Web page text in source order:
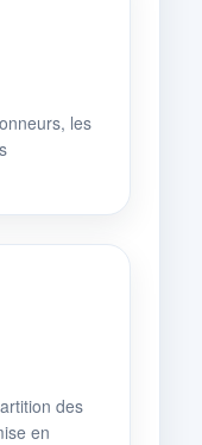
les
des
en